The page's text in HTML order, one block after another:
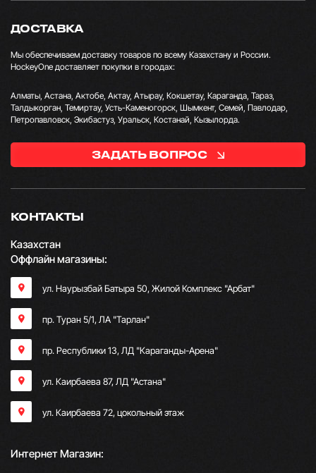
КОНТАКТЫ
Казахстан
Оффлайн магазины:
ул. Наурызбай Батыра 50, Жилой Комплекс "Арбат"
пр. Туран 5/1, ЛА "Тарлан"
пр. Республики 13, ​ЛД "Караганды-Арена"
ул. Каирбаева 87, ЛД "Астана"
ул. Каирбаева 72, цокольный этаж
Интернет Магазин:
ДОСТАВКА
Мы обеспечиваем доставку товаров по всему Казахстану и России.
HockeyOne доставляет покупки в городах:
Алматы, Астана, Актобе, Актау, Атырау, Кокшетау, Караганда, Тараз,
Талдыкорган, Темиртау, Усть-Каменогорск, Шымкент, Семей, Павлодар,
Петропавловск, Экибастуз, Уральск, Костанай, Кызылорда.
ЗАДАТЬ ВОПРОС